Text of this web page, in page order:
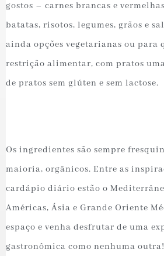
gostos – carnes brancas e
batatas, risotos, legumes, grãos e
ainda opções vegetarianas ou para
restrição alimentar, com pratos
de pratos sem glúten e sem lactose.
Os ingredientes são sempre
maioria, orgânicos. Entre as
cardápio diário estão o
Américas, Ásia e Grande Oriente
espaço e venha desfrutar de uma
gastronômica como nenhuma outra!